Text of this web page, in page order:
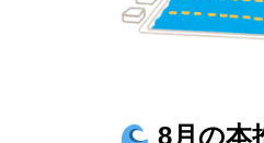
8月の本